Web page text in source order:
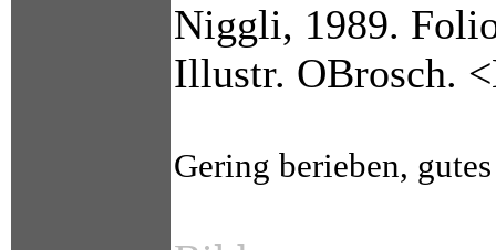
Niggli, 1989.
Illustr. OBrosch.
Gering berieben,